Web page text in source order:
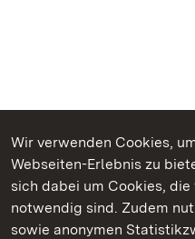
Wir verwenden Cookies,
Webseiten-Erlebnis zu
sich dabei um Cookies,
notwendig sind. Zudem
sowie anonymen
Kommen. Staunen.